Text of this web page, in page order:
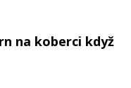
na koberci když